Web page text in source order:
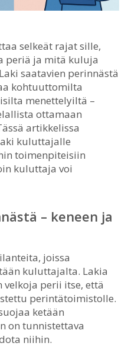
selkeät rajat sille,
periä ja mitä kuluja
Laki saatavien perinnästä
kohtuuttomilta
menettelyiltä –
ottamaan
artikkelissa
kuluttajalle
toimenpiteisiin
kuluttaja voi
– keneen ja
joissa
kuluttajalta. Lakia
velkoja perii itse, että
perintätoimistolle.
ketään
on tunnistettava
niihin.